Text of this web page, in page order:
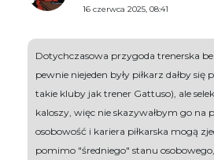
16 czerwca 2025, 08:41
Dotychczasowa przygoda trenerska
pewnie niejeden były piłkarz dałby
takie kluby jak trener Gattuso), ale
kaloszy, więc nie skazywałbym go na
osobowość i kariera piłkarska mogą
pomimo "średniego" stanu